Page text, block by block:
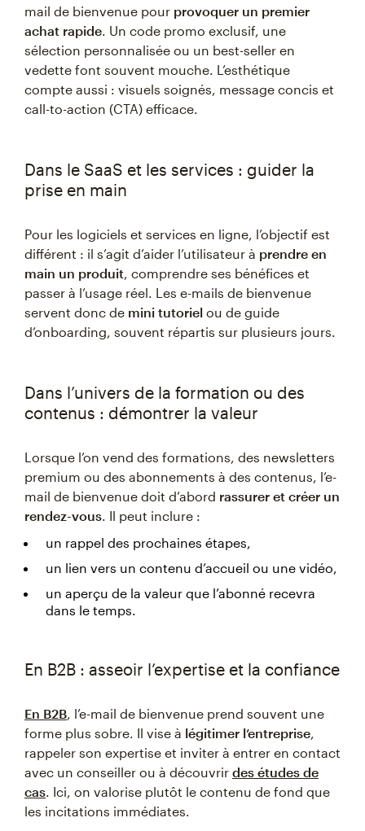
mail de bienvenue pour provoquer un premier
achat rapide . Un code promo exclusif, une
sélection personnalisée ou un best-seller en
vedette font souvent mouche. L’esthétique
compte aussi : visuels soignés, message concis et
call-to-action (CTA) efficace.
Dans le SaaS et les services : guider la
prise en main
Pour les logiciels et services en ligne, l’objectif est
différent : il s’agit d’aider l’utilisateur à prendre en
main un produit , comprendre ses bénéfices et
passer à l’usage réel. Les e-mails de bienvenue
servent donc de mini tutoriel ou de guide
d’onboarding, souvent répartis sur plusieurs jours.
Dans l’univers de la formation ou des
contenus : démontrer la valeur
Lorsque l’on vend des formations, des newsletters
premium ou des abonnements à des contenus, l’e-
mail de bienvenue doit d’abord rassurer et créer un
rendez-vous . Il peut inclure :
un rappel des prochaines étapes,
un lien vers un contenu d’accueil ou une vidéo,
un aperçu de la valeur que l’abonné recevra
dans le temps.
En B2B : asseoir l’expertise et la confiance
En B2B , l’e-mail de bienvenue prend souvent une
forme plus sobre. Il vise à légitimer l’entreprise
rappeler son expertise et inviter à entrer en contact
avec un conseiller ou à découvrir des études de
cas . Ici, on valorise plutôt le contenu de fond que
les incitations immédiates.